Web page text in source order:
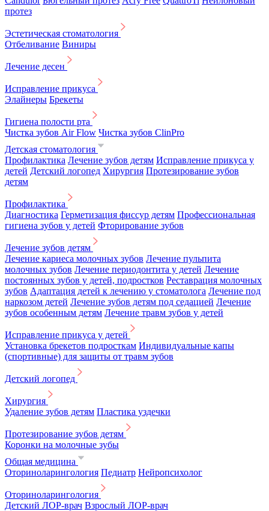
протез
Эстетическая стоматология
Отбеливание Виниры
Лечение десен
Исправление прикуса
Элайнеры Брекеты
Гигиена полости рта
Чистка зубов Air Flow Чистка зубов ClinPro
Детская стоматология
Профилактика Лечение зубов детям Исправление прикуса у
детей Детский логопед Хирургия Протезирование зубов
детям
Профилактика
Диагностика Герметизация фиссур детям Профессиональная
гигиена зубов у детей Фторирование зубов
Лечение зубов детям
Лечение кариеса молочных зубов Лечение пульпита
молочных зубов Лечение периодонтита у детей Лечение
постоянных зубов у детей, подростков Реставрация молочных
зубов Адаптация детей к лечению у стоматолога Лечение под
наркозом детей Лечение зубов детям под седацией Лечение
зубов особенным детям Лечение травм зубов у детей
Исправление прикуса у детей
Установка брекетов подросткам Индивидуальные капы
(спортивные) для защиты от травм зубов
Детский логопед
Хирургия
Удаление зубов детям Пластика уздечки
Протезирование зубов детям
Коронки на молочные зубы
Общая медицина
Оториноларингология Педиатр Нейропсихолог
Оториноларингология
Детский ЛОР-врач Взрослый ЛОР-врач